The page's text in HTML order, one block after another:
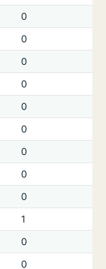
0
0
0
0
0
0
0
0
0
1
0
0